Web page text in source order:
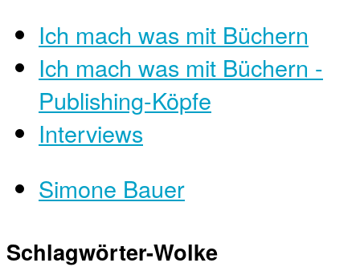
Ich mach was mit Büchern
Ich mach was mit Büchern -
Publishing-Köpfe
Interviews
Simone Bauer
Schlagwörter-Wolke